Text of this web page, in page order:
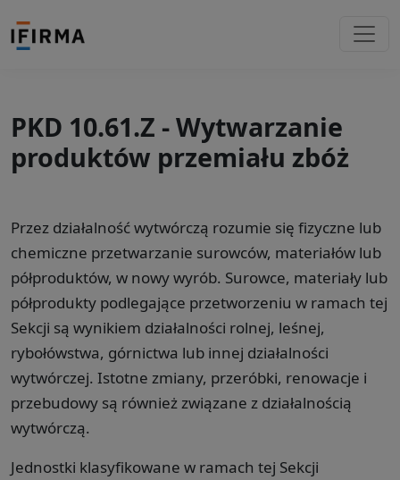
PKD 10.61.Z - Wytwarzanie
produktów przemiału zbóż
Przez działalność wytwórczą rozumie się fizyczne lub
chemiczne przetwarzanie surowców, materiałów lub
półproduktów, w nowy wyrób. Surowce, materiały lub
półprodukty podlegające przetworzeniu w ramach tej
Sekcji są wynikiem działalności rolnej, leśnej,
rybołówstwa, górnictwa lub innej działalności
wytwórczej. Istotne zmiany, przeróbki, renowacje i
przebudowy są również związane z działalnością
wytwórczą.
Jednostki klasyfikowane w ramach tej Sekcji